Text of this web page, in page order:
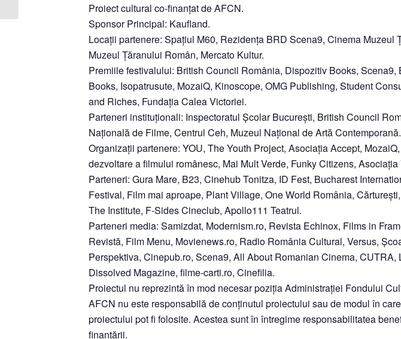
Proiect cultural co-finanțat de AFCN.
Sponsor Principal: Kaufland.
Locații partenere: Spațiul M60, Rezidența BRD Scena9, Cinema Muzeul
Muzeul Țăranului Român, Mercato Kultur.
Premiile festivalului: British Council România, Dispozitiv Books, Scena9,
Books, Isopatrusute, MozaiQ, Kinoscope, OMG Publishing, Student
and Riches, Fundația Calea Victoriei.
Parteneri instituționali: Inspectoratul Școlar București, British Council
Națională de Filme, Centrul Ceh, Muzeul Național de Artă Contemporană.
Organizații partenere: YOU, The Youth Project, Asociația Accept,
dezvoltare a filmului românesc, Mai Mult Verde, Funky Citizens, Asociația
Parteneri: Gura Mare, B23, Cinehub Tonitza, ID Fest, Bucharest
Festival, Film mai aproape, Plant Village, One World România,
The Institute, F-Sides Cineclub, Apollo111 Teatrul.
Parteneri media: Samizdat, Modernism.ro, Revista Echinox, Films in
Revistă, Film Menu, Movienews.ro, Radio România Cultural, Versus,
Perspektiva, Cinepub.ro, Scena9, All About Romanian Cinema, CUTRA,
Dissolved Magazine, filme-carti.ro, Cinefilia.
Proiectul nu reprezintă în mod necesar poziţia Administrației Fondului
AFCN nu este responsabilă de conținutul proiectului sau de modul în
proiectului pot fi folosite. Acestea sunt în întregime responsabilitatea
finanțării.